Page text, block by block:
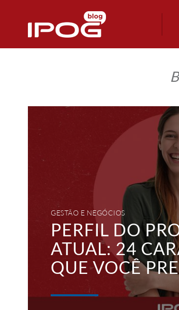
Perfil
atual:
GESTÃO E NEGÓCIOS
PERFIL DO
ATUAL: 24
QUE VOCÊ